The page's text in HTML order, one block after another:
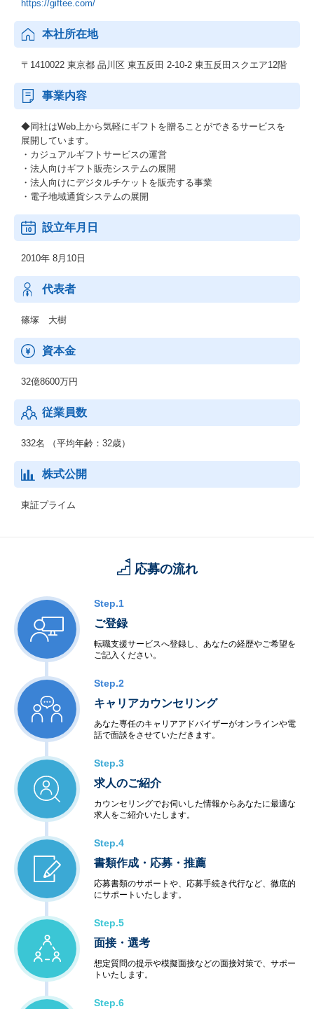
https://giftee.com/
本社所在地
〒1410022 東京都 品川区 東五反田 2-10-2 東五反田スクエア12階
事業内容
◆同社はWeb上から気軽にギフトを贈ることができるサービスを
展開しています。
・カジュアルギフトサービスの運営
・法人向けギフト販売システムの展開
・法人向けにデジタルチケットを販売する事業
・電子地域通貨システムの展開
設立年月日
2010年 8月10日
代表者
篠塚 大樹
資本金
32億8600万円
従業員数
332名 （平均年齢：32歳）
株式公開
東証プライム
応募の流れ
Step.1
ご登録
転職支援サービスへ登録し、あなたの経歴やご希望を
ご記入ください。
Step.2
キャリアカウンセリング
あなた専任のキャリアアドバイザーがオンラインや電
話で面談をさせていただきます。
Step.3
求人のご紹介
カウンセリングでお伺いした情報からあなたに最適な
求人をご紹介いたします。
Step.4
書類作成・応募・推薦
応募書類のサポートや、応募手続き代行など、徹底的
にサポートいたします。
Step.5
面接・選考
想定質問の提示や模擬面接などの面接対策で、サポー
トいたします。
Step.6